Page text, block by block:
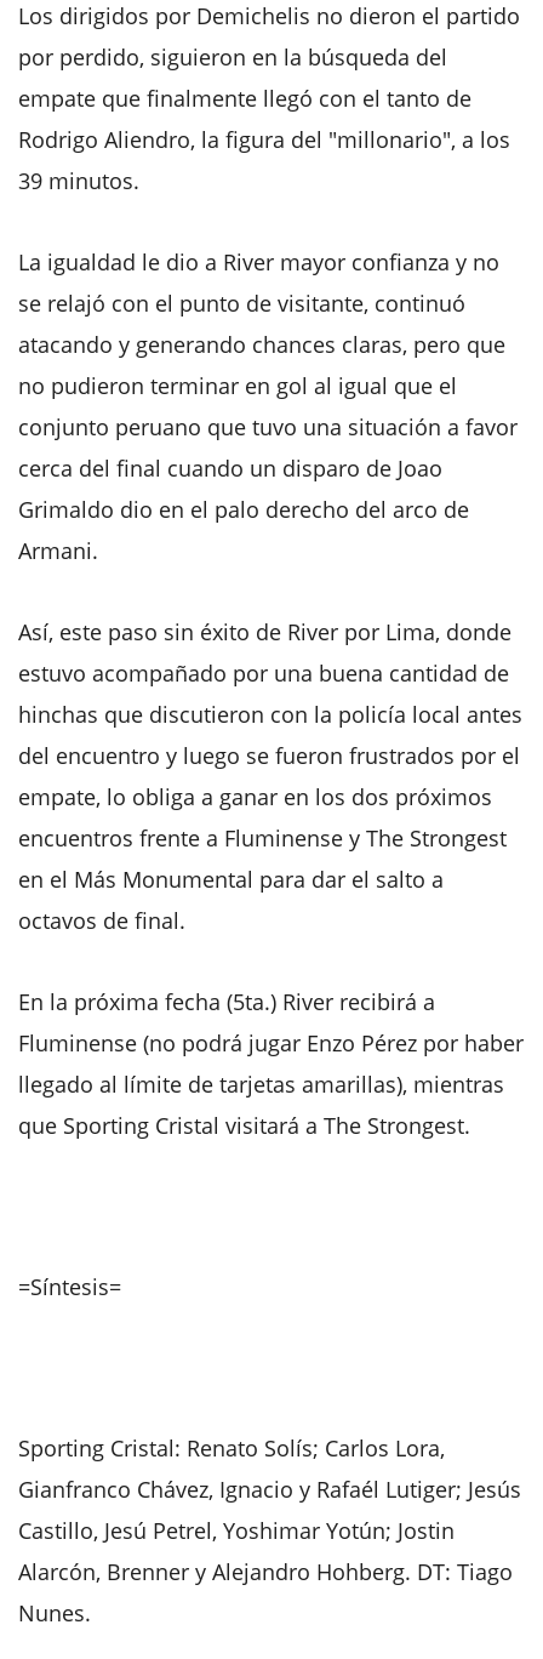
Los dirigidos por Demichelis no dieron el partido
por perdido, siguieron en la búsqueda del
empate que finalmente llegó con el tanto de
Rodrigo Aliendro, la figura del "millonario", a los
39 minutos.
La igualdad le dio a River mayor confianza y no
se relajó con el punto de visitante, continuó
atacando y generando chances claras, pero que
no pudieron terminar en gol al igual que el
conjunto peruano que tuvo una situación a favor
cerca del final cuando un disparo de Joao
Grimaldo dio en el palo derecho del arco de
Armani.
Así, este paso sin éxito de River por Lima, donde
estuvo acompañado por una buena cantidad de
hinchas que discutieron con la policía local antes
del encuentro y luego se fueron frustrados por el
empate, lo obliga a ganar en los dos próximos
encuentros frente a Fluminense y The Strongest
en el Más Monumental para dar el salto a
octavos de final.
En la próxima fecha (5ta.) River recibirá a
Fluminense (no podrá jugar Enzo Pérez por haber
llegado al límite de tarjetas amarillas), mientras
que Sporting Cristal visitará a The Strongest.
=Síntesis=
Sporting Cristal: Renato Solís; Carlos Lora,
Gianfranco Chávez, Ignacio y Rafaél Lutiger; Jesús
Castillo, Jesú Petrel, Yoshimar Yotún; Jostin
Alarcón, Brenner y Alejandro Hohberg. DT: Tiago
Nunes.